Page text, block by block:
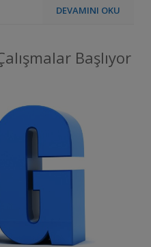
DEVAMINI OKU
Başlıyor